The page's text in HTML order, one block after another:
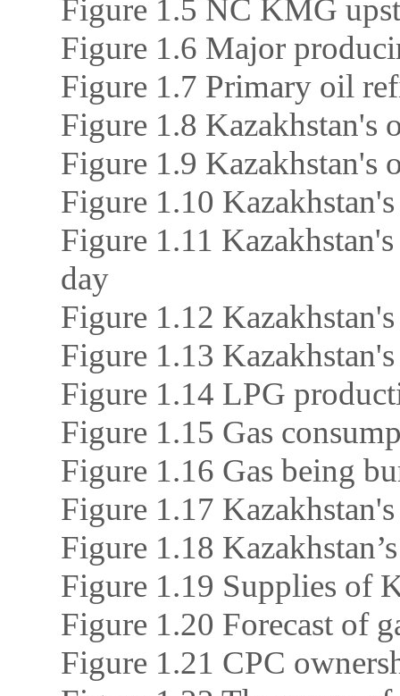
Figure 1.5 NC KMG
Figure 1.6 Major
Figure 1.7 Primary oil
Figure 1.8
Figure 1.9
Figure 1.10
Figure 1.11
day
Figure 1.12
Figure 1.13
Figure 1.14 LPG
Figure 1.15 Gas
Figure 1.16 Gas being
Figure 1.17
Figure 1.18
Figure 1.19 Supplies of
Figure 1.20 Forecast of
Figure 1.21 CPC